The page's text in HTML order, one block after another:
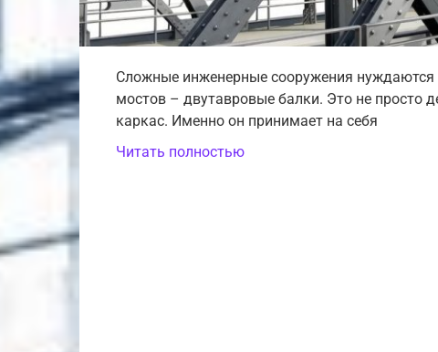
Сложные инженерные сооружения
мостов – двутавровые балки. Это не просто
каркас. Именно он принимает на себя
Читать полностью